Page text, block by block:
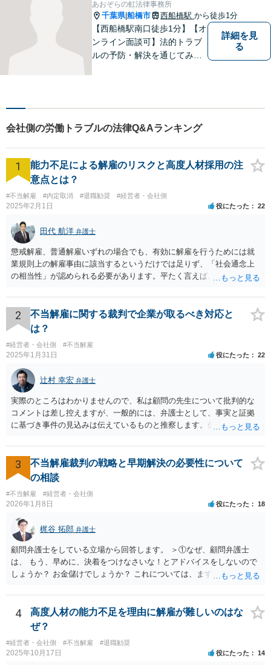
談無料】【夜間／土日祝日対
応可】
あおぞらの虹法律事務所
千葉県|船橋市 西船橋駅 から徒歩1分
【西船橋駅南口徒歩1分】【オ
ンライン面談可】法的トラブ
ルの予防・解決を通じてみな
お気軽にお問い合わせくださ
い。
詳細を見
る
会社側の労働トラブルの法律Q&Aランキング
1
能力不足による解雇のリスクと高度人材採用の注
意点とは？
#不当解雇 #内定取消 #退職勧奨 #経営者・会社側
2025年2月1日 役にたった 22
田代 航洋 弁護士
懲戒解雇、普通解雇いずれの場合でも、有効に解雇を行うためには就
業規則上の解雇事由に該当するというだけでは足りず、「社会通念上
の相当性」が認められる必要があります。平たく言えば、解雇の原因
れます。 日本の労働法上、解雇は非常にハードルが高いです。 解雇が
有効か無効かという点は能力不足の程度にもよりますが、顧問弁護士
の先生は具体的な事情を検討した上で能力不足の程度が解雇を有効と
するほどではないと判断されたのだと思います。 例えば、無断欠勤を
連続する、会社のお金を横領する等の場合には一発で解雇した場合で
も有効と判断されるケースも多いですが、たしかに能力不足のみの場
合はかなり解雇のハードルが高いと言わざるを得ません。 なお、懲戒
解雇の場合には、戒告、譴責、減給、出勤停止等解雇よりも軽い処分
を行い、改善を促したもののそれでも改善されない場合には解雇に踏
み切る等段階的に手順をい踏んだ場合は解雇が有効と判断される可能
性が高まります。 高度人材の中途社員だから直ちに解雇しやすいとい
うわけではありませんが、高度人材の中途社員の場合は雇用契約上、
相応に高い能力を求められているため能力不足か否かの判断が給与の
低い新卒の社員と比較すると厳格に判断される結果、解雇の有効性の
判断が比較的甘くなるという可能性はあると考えます。 もっとも、高
度人材の中途社員の場合でもやはり解雇のハードルは相応に高いもの
となります。 今回のようなリスクを避ける観点からは、会社側として
無期雇用契約ではなく有期雇用契約で募集する、試用期間付を設け
る、業務委託契約を検討するという方法もあり得るかと存じます。
（※業務委託契約を検討される場合は、運用面によっては実質的に雇
用契約関係であると判断されるリスクもありますので顧問弁護士の先
生にもご相談の上慎重にご判断ください。）
2
不当解雇に関する裁判で企業が取るべき対応と
は？
#経営者・会社側 #不当解雇
2025年1月31日 役にたった 22
辻村 幸宏 弁護士
実際のところはわかりませんので、私は顧問の先生について批判的な
コメントは差し控えますが、一般的には、弁護士として、事実と証拠
に基づき事件の見込みは伝えているものと推察します。仮に弁護士の
れを経営者自身が問題と感じていないのであれば、また、こちらにお
書きのような経営者のマインドからすれば、弁護士のせいではなく、
根本的には弁護士選び含めて経営者の判断であり、責任ではないかと
思います。実際、事件の見込みが芳しくないことやリスクをいくらお
伝えしても考えを変えていただけない経営者や依頼者はいますし、代
理人として説明説得を尽くしてもあくまで決めるのは依頼者ですか
ら、事件がうまくいかないことの責任は弁護士にあるわけではない、
ということも多いと思います。そのような場合、仕事をしていて心地
の良いものではないので自ら辞任を検討することもありますが、最終
的にはお分かりいただけるだろうと考えて続けることもあります。 ご
相談者さんが、今の弁護士さんの対応や方針に疑問を持ち、それによ
り経営者の考えが歪められ、このままでは会社がたち行かなくなると
懸念するのであれば、ご相談者さんが経営者に対してその旨を伝え、
考えを改められるよう進言なさってはいかがでしょうか。
3
不当解雇裁判の戦略と早期解決の必要性について
の相談
#不当解雇 #経営者・会社側
2026年1月8日 役にたった 18
梶谷 拓郎 弁護士
顧問弁護士をしている立場から回答します。 ＞①なぜ、顧問弁護士
は、 もう、早めに、決着をつけなさいな！とアドバイスをしないので
しょうか？ お金儲けでしょうか？ これについては、まず基本的に顧問
件を受任して遂行します。 そしてあなたの言う「早めに、決着をつけ
なさいな！」が意味するところは、「敗訴的和解」ということです
が、それには弁護士報酬はつきませんので、弁護士は確かに儲かりま
せん。 しかし、逆に負け筋の事件をズルズルすることは、着手金を増
額してもらえるわけでもない他方で、弁護士報酬も期待できないた
め、むしろ他の事件処理ができないという意味で弁護士にも損害が増
4
高度人材の能力不足を理由に解雇が難しいのはな
ぜ？
#経営者・会社側 #不当解雇 #退職勧奨
2025年10月17日 役にたった 14